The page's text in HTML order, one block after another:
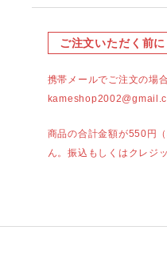
ご注文いただく前に
携帯メールでご注文の場
商品の合計金額が550円
ん。振込もしくはクレジ